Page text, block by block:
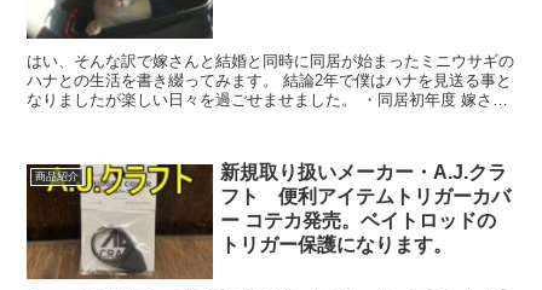
はい、そんな訳で嫁さんと結婚と同時に同居が始まったミニウサギの
ハナとの生活を書き綴ってみます。 結論2年で僕はハナを見送る事と
なりましたが楽しい日々を過ごせませました。 ・同居初年度 嫁さん
商品紹介
新規取り扱いメーカー・A.J.クラ
フト 便利アイテムトリガーカバ
ー コテカ発売。ベイトロッドの
トリガー保護になります。